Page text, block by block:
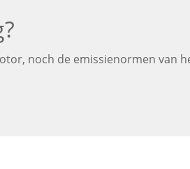
noch de emissienormen van